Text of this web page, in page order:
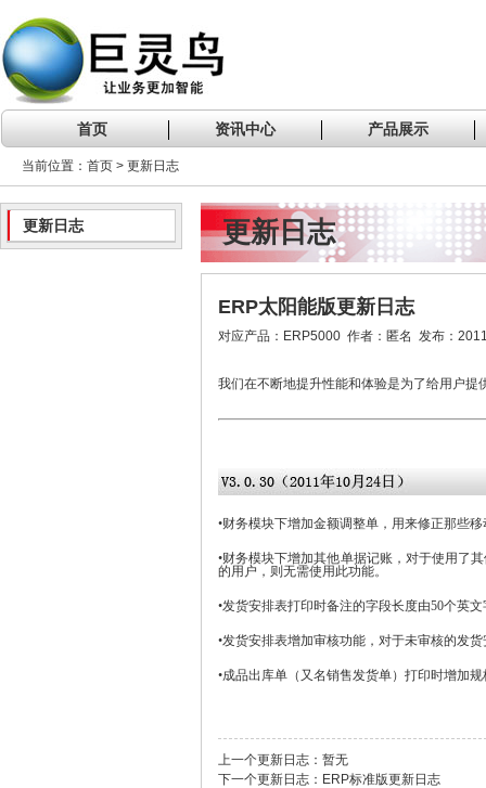
首页 资讯中心 产品展示
当前位置：首页 > 更新日志
更新日志 更新日志
ERP太阳能版更新日志
对应产品：ERP5000 作者：匿名 发布：
我们在不断地提升性能和体验是为了给用户
•财务模块下增加金额调整单，用来修正那些
•财务模块下增加其他单据记账，对于使用了
的用户，则无需使用此功能。
•发货安排表打印时备注的字段长度由50个英
•发货安排表增加审核功能，对于未审核的发
•成品出库单（又名销售发货单）打印时增加
上一个更新日志： 暂无
下一个更新日志： ERP标准版更新日志